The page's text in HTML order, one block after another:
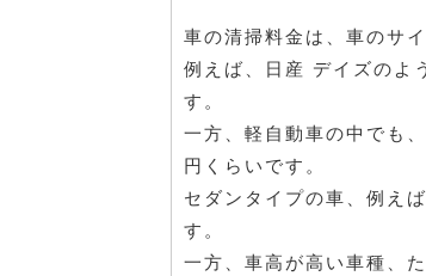
車の清掃料金は、車のサ
例えば、日産 デイズのよ
す。
一方、軽自動車の中でも
円くらいです。
セダンタイプの車、例え
す。
一方、車高が高い車種、